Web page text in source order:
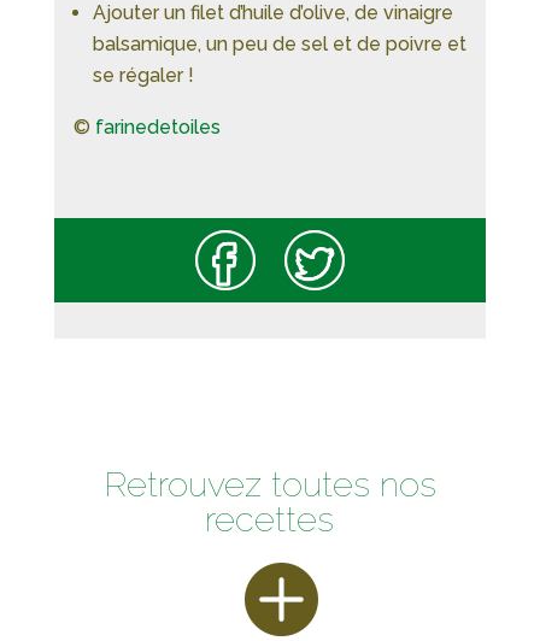
Ajouter un filet d’huile d’olive, de vinaigre
balsamique, un peu de sel et de poivre et
se régaler !
© farinedetoiles
Retrouvez toutes nos
recettes